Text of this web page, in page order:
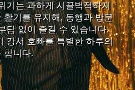
기는 과하게 시끌벅적하지
활기를 유지해, 동행과 방문
담 없이 즐길 수 있습니다.
강서 호빠를 특별한 하루의
합니다.